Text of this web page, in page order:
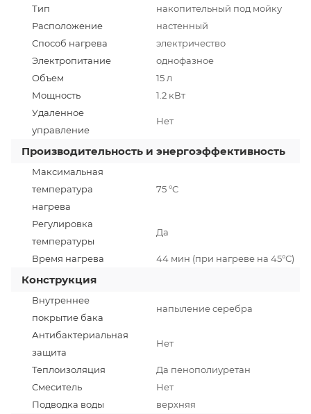
Тип
накопительный под мойку
Расположение
настенный
Способ нагрева
электричество
Электропитание
однофазное
Объем
15 л
Мощность
1.2 кВт
Удаленное
управление
Нет
Производительность и энергоэффективность
Максимальная
температура
нагрева
75 °C
Регулировка
температуры
Да
Время нагрева 44 мин (при нагреве на 45°С)
Конструкция
Внутреннее
покрытие бака
напыление серебра
Антибактериальная
защита
Нет
Теплоизоляция
Да пенополиуретан
Смеситель
Нет
Подводка воды
верхняя